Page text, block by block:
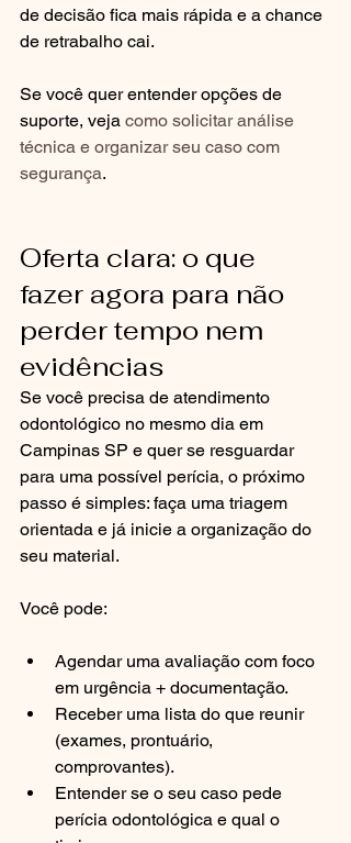
de decisão fica mais rápida e a chance
de retrabalho cai.
Se você quer entender opções de
suporte, veja como solicitar análise
técnica e organizar seu caso com
segurança.
Oferta clara: o que
fazer agora para não
perder tempo nem
evidências
Se você precisa de atendimento
odontológico no mesmo dia em
Campinas SP e quer se resguardar
para uma possível perícia, o próximo
passo é simples: faça uma triagem
orientada e já inicie a organização do
seu material.
Você pode:
Agendar uma avaliação com foco
em urgência + documentação.
Receber uma lista do que reunir
(exames, prontuário,
comprovantes).
Entender se o seu caso pede
perícia odontológica e qual o